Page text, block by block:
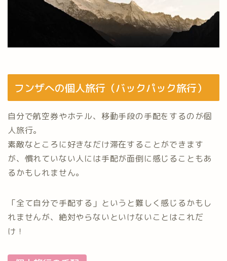
フンザへの個人旅行（バックパック旅行）
自分で航空券やホテル、移動手段の手配をするのが個
人旅行。
素敵なところに好きなだけ滞在することができます
が、慣れていない人には手配が面倒に感じることもあ
るかもしれません。
「全て自分で手配する」というと難しく感じるかもし
れませんが、絶対やらないといけないことはこれだ
け！